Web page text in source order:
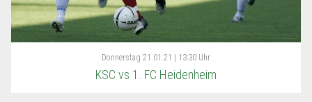
Donnerstag 21.01.21 | 13:30 Uhr
KSC vs 1. FC Heidenheim